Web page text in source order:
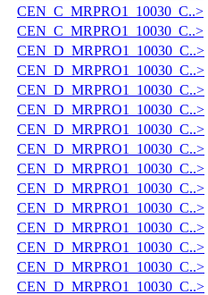
CEN_C_MRPRO1_10030_C..>
CEN_C_MRPRO1_10030_C..>
CEN_D_MRPRO1_10030_C..>
CEN_D_MRPRO1_10030_C..>
CEN_D_MRPRO1_10030_C..>
CEN_D_MRPRO1_10030_C..>
CEN_D_MRPRO1_10030_C..>
CEN_D_MRPRO1_10030_C..>
CEN_D_MRPRO1_10030_C..>
CEN_D_MRPRO1_10030_C..>
CEN_D_MRPRO1_10030_C..>
CEN_D_MRPRO1_10030_C..>
CEN_D_MRPRO1_10030_C..>
CEN_D_MRPRO1_10030_C..>
CEN_D_MRPRO1_10030_C..>